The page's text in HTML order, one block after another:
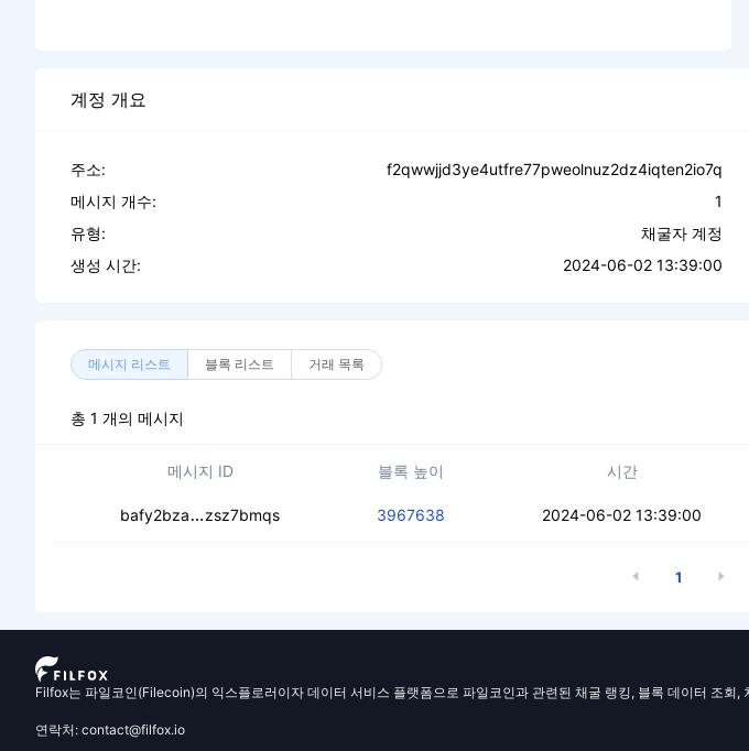
계정 개요
주소:
f2qwwjjd3ye4utfre77pweolnuz2dz4iqten2io7q
메시지 개수:
1
유형:
채굴자 계정
생성 시간:
2024-06-02 13:39:00
메시지 리스트 블록 리스트 거래 목록
총 1 개의 메시지
메시지 ID 블록 높이 시간
bafy2bza cebn7uevovidvenywnq6bh3aikdoypv54d2hkfgqk7zd2x
zsz7bmqs 3967638 2024-06-02 13:39:00
1
Filfox는 파일코인(Filecoin)의 익스플로러이자 데이터 서비스 플랫폼으로 파일코인과 관련된 채굴 랭킹, 블록 데이터 조회,
연락처: contact@filfox.io